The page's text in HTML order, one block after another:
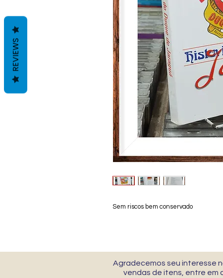
Sem riscos bem conservado
Agradecemos seu interesse
vendas de itens, entre em
REVIEWS